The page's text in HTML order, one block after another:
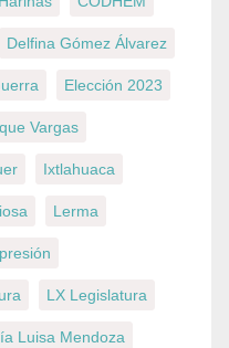
Delfina Gómez Álvarez
Elección 2023
Vargas
Ixtlahuaca
Lerma
LX Legislatura
Luisa Mendoza